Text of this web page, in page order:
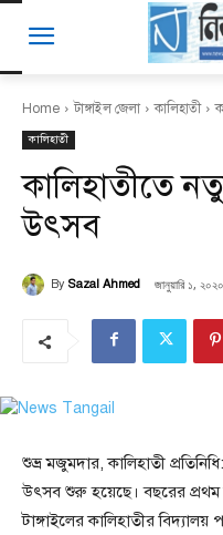
Home টাঙ্গাইল জেলা কালিহাতী
কালিহাতী
কালিহাতীতে
উৎসব
By Sazal Ahmed জানুয়ারি ১, ২০২০
শুভ্র মজুমদার, কালিহাতী
উৎসব শুরু হয়েছে। বছরের প্রথম
টাঙ্গাইলের কালিহাতীর